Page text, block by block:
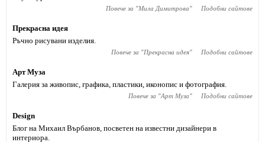
Повече за "Мила Димитрова" Подобни сайтове
Прекрасна идея
Ръчно рисувани изделия.
Повече за "Прекрасна идея" Подобни сайтове
Арт Муза
Галерия за живопис, графика, пластики, иконопис и фотография.
Повече за "Арт Муза" Подобни сайтове
Design
Блог на Михаил Върбанов, посветен на известни дизайнери в
интериора.